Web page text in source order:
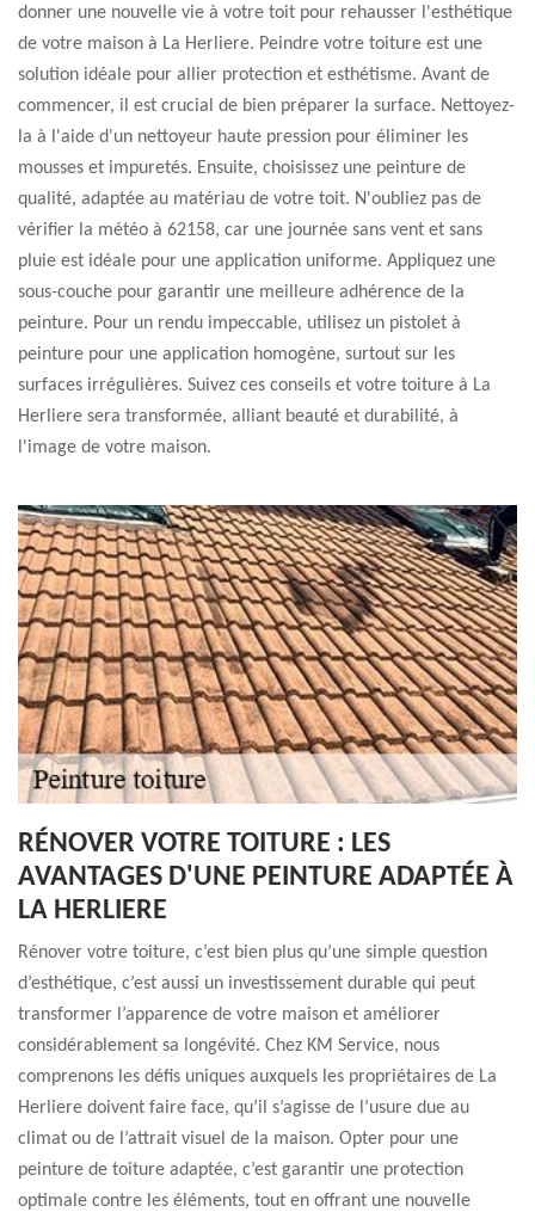
donner une nouvelle vie à votre toit pour rehausser l'esthétique
de votre maison à La Herliere. Peindre votre toiture est une
solution idéale pour allier protection et esthétisme. Avant de
commencer, il est crucial de bien préparer la surface. Nettoyez-
la à l'aide d'un nettoyeur haute pression pour éliminer les
mousses et impuretés. Ensuite, choisissez une peinture de
qualité, adaptée au matériau de votre toit. N'oubliez pas de
vérifier la météo à 62158, car une journée sans vent et sans
pluie est idéale pour une application uniforme. Appliquez une
sous-couche pour garantir une meilleure adhérence de la
peinture. Pour un rendu impeccable, utilisez un pistolet à
peinture pour une application homogène, surtout sur les
surfaces irrégulières. Suivez ces conseils et votre toiture à La
Herliere sera transformée, alliant beauté et durabilité, à
l'image de votre maison.
RÉNOVER VOTRE TOITURE : LES
AVANTAGES D'UNE PEINTURE ADAPTÉE À
LA HERLIERE
Rénover votre toiture, c’est bien plus qu’une simple question
d’esthétique, c’est aussi un investissement durable qui peut
transformer l’apparence de votre maison et améliorer
considérablement sa longévité. Chez KM Service, nous
comprenons les défis uniques auxquels les propriétaires de La
Herliere doivent faire face, qu’il s’agisse de l’usure due au
climat ou de l’attrait visuel de la maison. Opter pour une
peinture de toiture adaptée, c’est garantir une protection
optimale contre les éléments, tout en offrant une nouvelle